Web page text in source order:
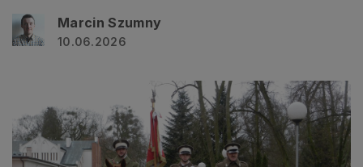
Marcin Szumny
10.06.2026